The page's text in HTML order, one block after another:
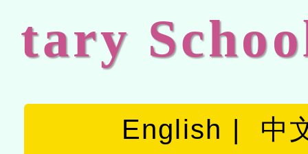
tary
English 中